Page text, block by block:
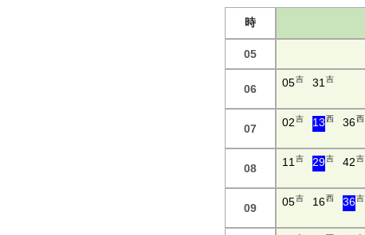
時
05
06 05吉 31吉
07 02吉 13西 36西
08 11吉 29吉 42 吉
09 05吉 16西 36吉